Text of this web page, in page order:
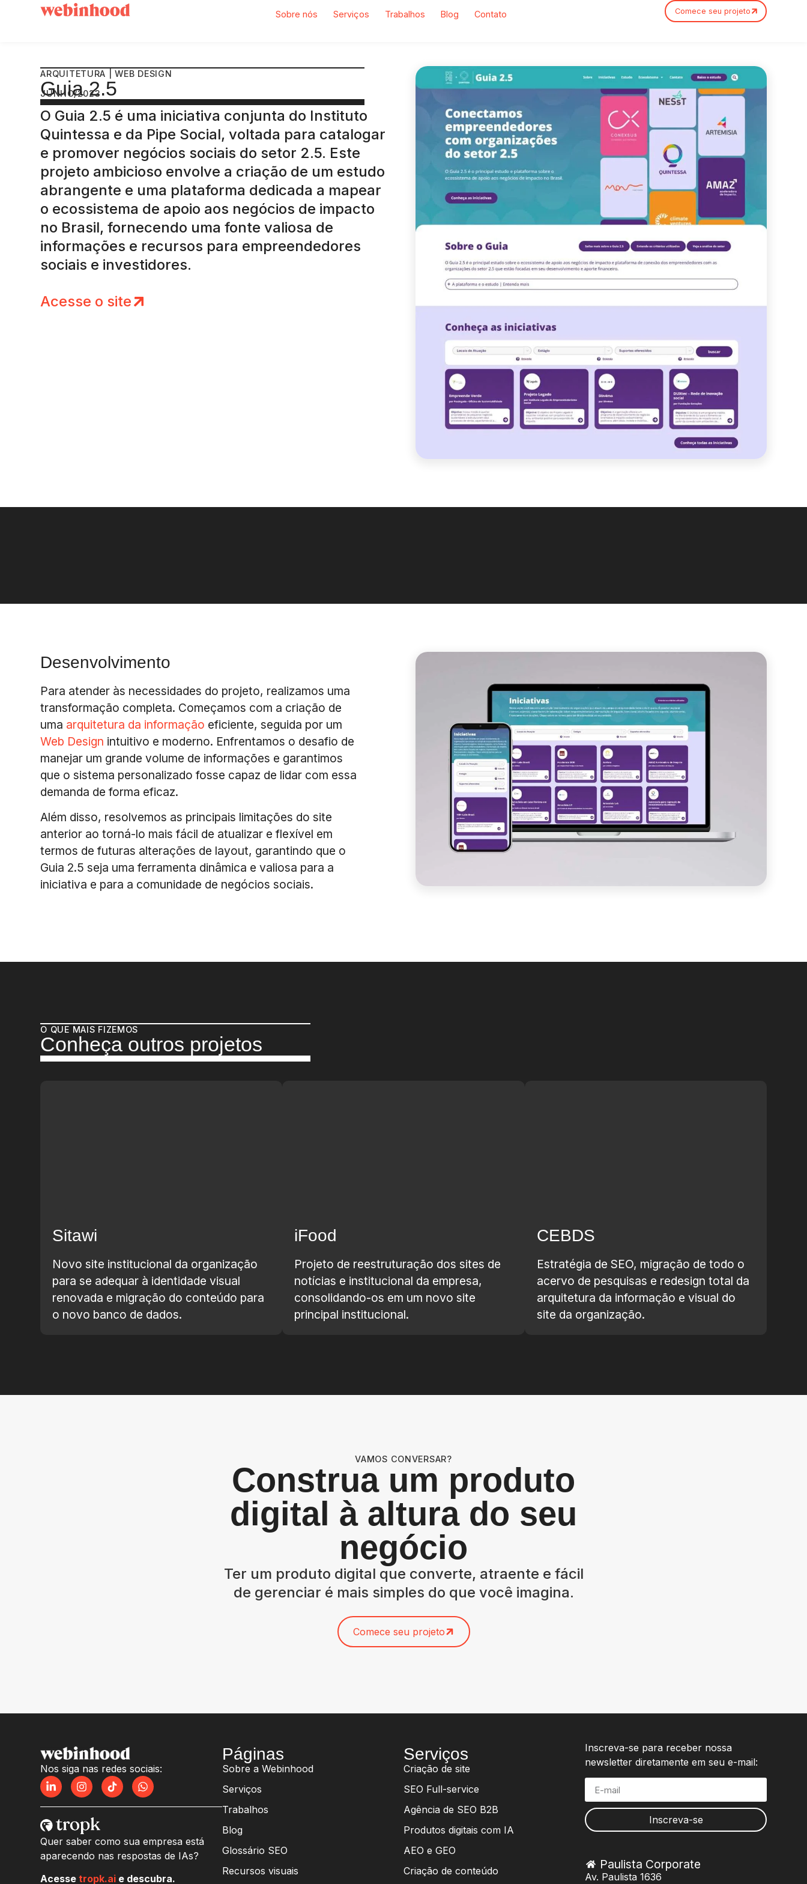
Sobre nós Serviços Trabalhos Blog Contato Comece seu projeto
ARQUITETURA | WEB DESIGN
Guia 2.5
JUNHO/2023
O Guia 2.5 é uma iniciativa conjunta do Instituto
Quintessa e da Pipe Social, voltada para catalogar
e promover negócios sociais do setor 2.5. Este
projeto ambicioso envolve a criação de um estudo
abrangente e uma plataforma dedicada a mapear
o ecossistema de apoio aos negócios de impacto
no Brasil, fornecendo uma fonte valiosa de
informações e recursos para empreendedores
sociais e investidores.
Acesse o site
Desenvolvimento
Para atender às necessidades do projeto, realizamos uma
transformação completa. Começamos com a criação de
uma arquitetura da informação eficiente, seguida por um
Web Design intuitivo e moderno. Enfrentamos o desafio de
manejar um grande volume de informações e garantimos
que o sistema personalizado fosse capaz de lidar com essa
demanda de forma eficaz.
Além disso, resolvemos as principais limitações do site
anterior ao torná-lo mais fácil de atualizar e flexível em
termos de futuras alterações de layout, garantindo que o
Guia 2.5 seja uma ferramenta dinâmica e valiosa para a
iniciativa e para a comunidade de negócios sociais.
O QUE MAIS FIZEMOS
Conheça outros projetos
Sitawi
Novo site institucional da organização
para se adequar à identidade visual
renovada e migração do conteúdo para
o novo banco de dados.
iFood
Projeto de reestruturação dos sites de
notícias e institucional da empresa,
consolidando-os em um novo site
principal institucional.
CEBDS
Estratégia de SEO, migração de todo o
acervo de pesquisas e redesign total da
arquitetura da informação e visual do
site da organização.
VAMOS CONVERSAR?
Construa um produto
digital à altura do seu
negócio
Ter um produto digital que converte, atraente e fácil
de gerenciar é mais simples do que você imagina.
Comece seu projeto
Nos siga nas redes sociais:
Quer saber como sua empresa está
aparecendo nas respostas de IAs?
Acessetropk.ai e descubra.
Páginas
Sobre a Webinhood
Serviços
Trabalhos
Blog
Glossário SEO
Recursos visuais
Serviços
Criação de site
SEO Full-service
Agência de SEO B2B
Produtos digitais com IA
AEO e GEO
Criação de conteúdo
Inscreva-se para receber nossa
newsletter diretamente em seu e-mail:
Inscreva-se
Paulista Corporate
Av. Paulista 1636